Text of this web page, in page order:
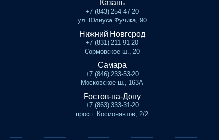
Казань
+7 (843) 254-47-20
ул. Юлиуса Фучика, 90
Нижний Новгород
+7 (831) 211-91-20
Сормовское ш., 20
Самара
+7 (846) 233-53-20
Московское ш., 163А
Ростов-на-Дону
+7 (863) 333-31-20
просп. Космонавтов, 2/2